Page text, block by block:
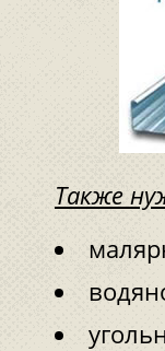
Также